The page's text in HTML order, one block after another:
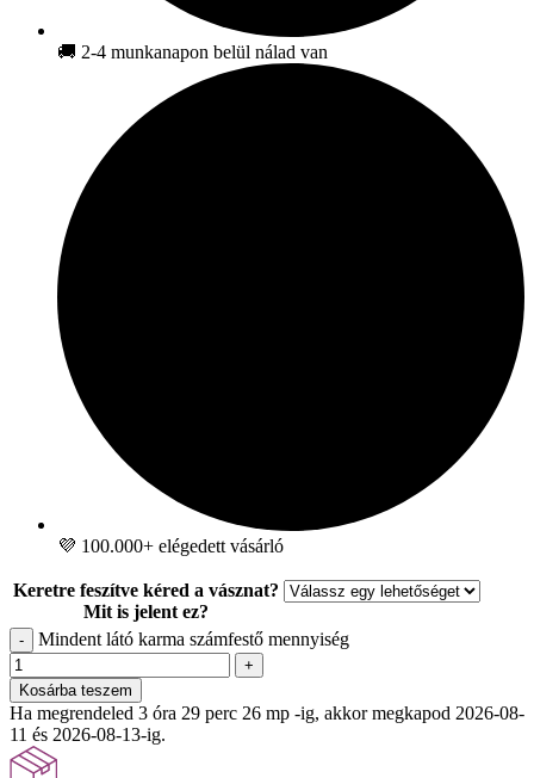
🚚 2-4 munkanapon belül nálad van
💜 100.000+ elégedett vásárló
Keretre feszítve kéred a vásznat?
Mit is jelent ez?
- Mindent látó karma számfestő mennyiség
+
Kosárba teszem
Ha megrendeled 3 óra 29 perc 24 mp -ig, akkor megkapod 2026-08-
11 és 2026-08-13-ig.